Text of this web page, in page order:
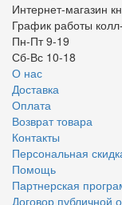
Интернет-магазин
График работы
Пн-Пт 9-19
Сб-Вс 10-18
О нас
Доставка
Оплата
Возврат товара
Контакты
Персональная
Помощь
Партнерская
Договор публичной